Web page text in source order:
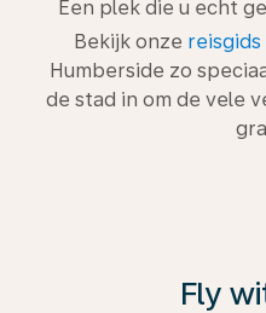
Een plek die u echt
Bekijk onze reisgids
Humberside zo
de stad in om de vele
Fly